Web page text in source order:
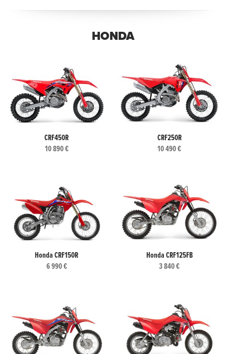
HONDA
CRF450R
10 890 €
CRF250R
10 490 €
Honda CRF150R
6 990 €
Honda CRF125FB
3 840 €